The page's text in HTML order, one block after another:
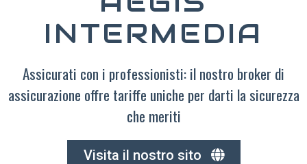
INTERMEDIA
Assicurati con i professionisti: il nostro broker di
assicurazione offre tariffe uniche per darti la sicurezza
che meriti
Visita il nostro sito